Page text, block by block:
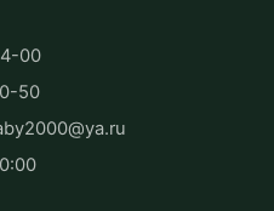
00
50